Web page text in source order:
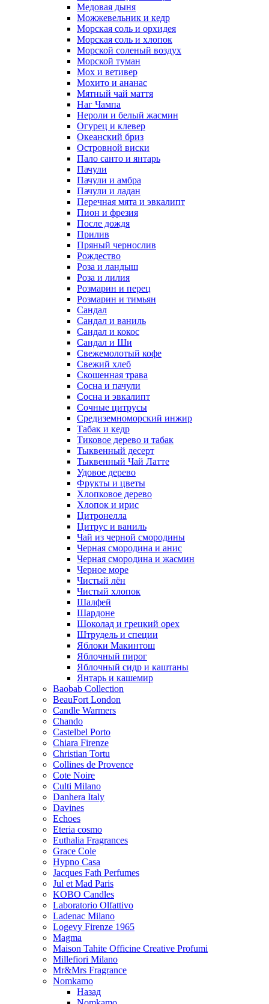
Медовая дыня
Можжевельник и кедр
Морская соль и орхидея
Морская соль и хлопок
Морской соленый воздух
Морской туман
Мох и ветивер
Мохито и ананас
Мятный чай маття
Наг Чампа
Нероли и белый жасмин
Огурец и клевер
Океанский бриз
Островной виски
Пало санто и янтарь
Пачули
Пачули и амбра
Пачули и ладан
Перечная мята и эвкалипт
Пион и фрезия
После дождя
Прилив
Пряный чернослив
Рождество
Роза и ландыш
Роза и лилия
Розмарин и перец
Розмарин и тимьян
Сандал
Сандал и ваниль
Сандал и кокос
Сандал и Ши
Свежемолотый кофе
Свежий хлеб
Скошенная трава
Сосна и пачули
Сосна и эвкалипт
Сочные цитрусы
Средиземноморский инжир
Табак и кедр
Тиковое дерево и табак
Тыквенный десерт
Тыквенный Чай Латте
Удовое дерево
Фрукты и цветы
Хлопковое дерево
Хлопок и ирис
Цитронелла
Цитрус и ваниль
Чай из черной смородины
Черная смородина и анис
Черная смородина и жасмин
Черное море
Чистый лён
Чистый хлопок
Шалфей
Шардоне
Шоколад и грецкий орех
Штрудель и специи
Яблоки Макинтош
Яблочный пирог
Яблочный сидр и каштаны
Янтарь и кашемир
Baobab Collection
BeauFort London
Candle Warmers
Chando
Castelbel Porto
Chiara Firenze
Christian Tortu
Collines de Provence
Cote Noire
Culti Milano
Danhera Italy
Davines
Echoes
Eteria cosmo
Euthalia Fragrances
Grace Cole
Hypno Casa
Jacques Fath Perfumes
Jul et Mad Paris
KOBO Candles
Laboratorio Olfattivo
Ladenac Milano
Logevy Firenze 1965
Magma
Maison Tahite Officine Creative Profumi
Millefiori Milano
Mr&Mrs Fragrance
Nomkamo
Назад